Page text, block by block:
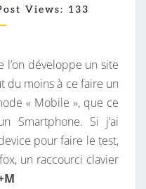
A
I
R
E
S
Views: 133
l’on développe un site
du moins à ce faire un
« Mobile », que ce
Smartphone. Si j’ai
pour faire le test,
un raccourci clavier